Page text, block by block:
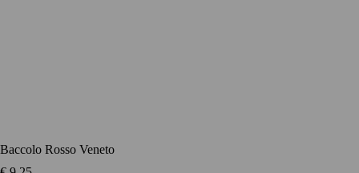
Baccolo Rosso Veneto